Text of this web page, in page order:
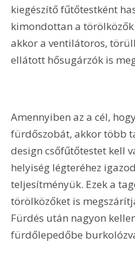
kiegészítő fűtőtestként
kimondottan a
akkor a ventilátoros,
ellátott hősugárzók is
Amennyiben az a cél,
fürdőszobát, akkor több
design csőfűtőtestet kell
helyiség légteréhez
teljesítményük. Ezek a
törölközőket is
Fürdés után nagyon
fürdőlepedőbe